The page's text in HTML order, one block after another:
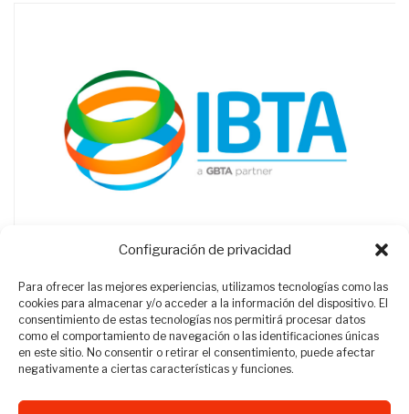
Configuración de privacidad
Para ofrecer las mejores experiencias, utilizamos tecnologías como las
cookies para almacenar y/o acceder a la información del dispositivo. El
consentimiento de estas tecnologías nos permitirá procesar datos
como el comportamiento de navegación o las identificaciones únicas
en este sitio. No consentir o retirar el consentimiento, puede afectar
negativamente a ciertas características y funciones.